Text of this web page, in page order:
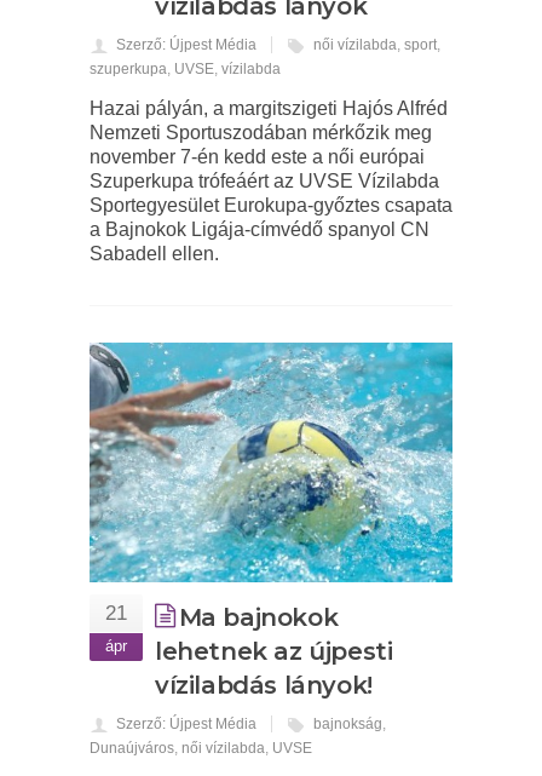
Szerző: Újpest Média női vízilabda sport
szuperkupa UVSE vízilabda
Hazai pályán, a margitszigeti Hajós Alfréd
Nemzeti Sportuszodában mérkőzik meg
november 7-én kedd este a női európai
Szuperkupa trófeáért az UVSE Vízilabda
Sportegyesület Eurokupa-győztes csapata
a Bajnokok Ligája-címvédő spanyol CN
Sabadell ellen.
21
ápr
Ma bajnokok
lehetnek az újpesti
vízilabdás lányok!
Szerző: Újpest Média bajnokság,
Dunaújváros, női vízilabda, UVSE